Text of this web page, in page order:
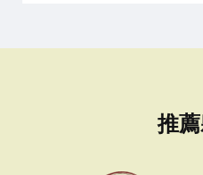
推